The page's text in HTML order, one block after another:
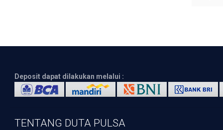
Deposit dapat dilakukan melalui :
TENTANG DUTA PULSA